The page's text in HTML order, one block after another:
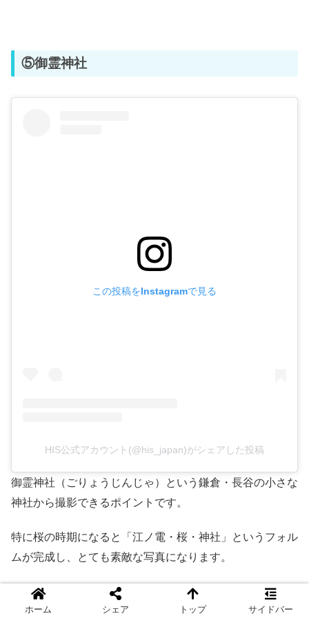
⑤御霊神社
この投稿をInstagramで見る
HIS公式アカウント(@his_japan)がシェアした投稿
御霊神社（ごりょうじんじゃ）という鎌倉・長谷の小さな
神社から撮影できるポイントです。
特に桜の時期になると「江ノ電・桜・神社」というフォル
ムが完成し、とても素敵な写真になります。
夏の時期にきても、それはそれで美しい写真が撮れます
よ。ホーム シェア トップ サイドバー